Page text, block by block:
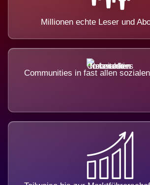
Millionen echte Leser und
Communities in fast allen